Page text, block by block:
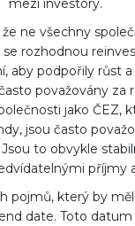
mezi investory.
ne všechny
rozhodnou
aby podpořily růst a
považovány za
jako ČEZ,
jsou často
to obvykle
příjmy
pojmů, který by
date. Toto